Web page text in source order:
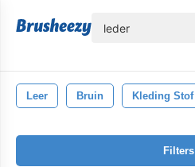
Leer Bruin Kleding Stof
Filters